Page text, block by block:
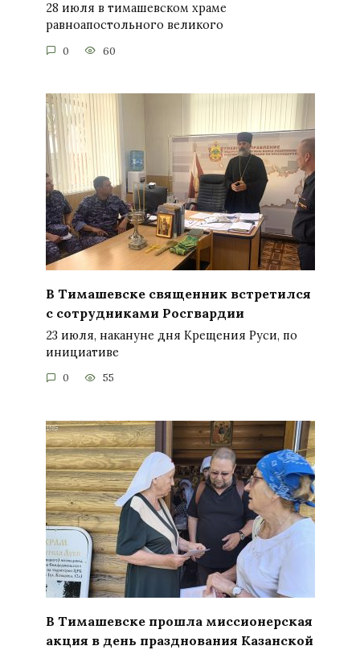
28 июля в тимашевском храме
равноапостольного великого
0 60
В Тимашевске священник встретился
с сотрудниками Росгвардии
23 июля, накануне дня Крещения Руси, по
инициативе
0 55
В Тимашевске прошла миссионерская
акция в день празднования Казанской